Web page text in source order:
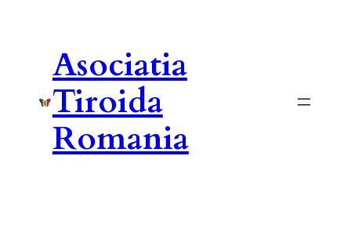
Asociatia
Tiroida
Romania